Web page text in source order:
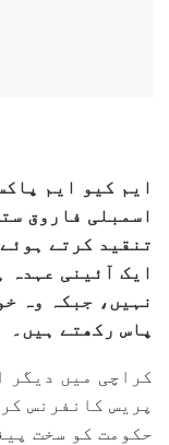
ایم کیو ایم
اسمبلی فاروق
تنقید کرتے
ایک آئینی عہدہ
نہیں، جبکہ وہ
پاس رکھتے ہیں۔
کراچی میں دیگر
پریس کانفرنس
حکومت کو سخت